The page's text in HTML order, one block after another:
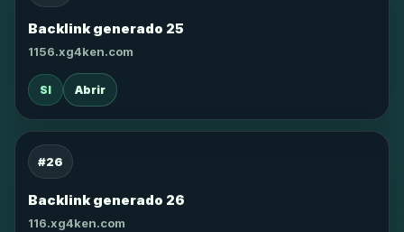
Backlink generado 25
1156.xg4ken.com
SI Abrir
#26
Backlink generado 26
116.xg4ken.com